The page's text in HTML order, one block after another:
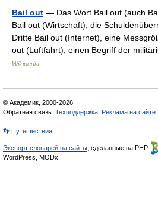
Bail out — Das Wort Bail out (auch
Bail out (Wirtschaft), die
Dritte Bail out (Internet), eine
out (Luftfahrt), einen Begriff der
Wikipedia
© Академик, 2000-2026
Обратная связь: Техподдержка Реклама на сайте
👣 Путешествия
Экспорт словарей на сайты , сделанные на PHP,
WordPress, MODx.